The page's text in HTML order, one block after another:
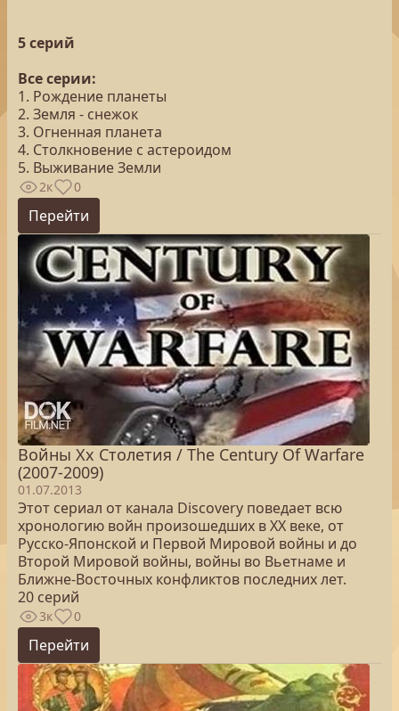
5 серий
Все серии:
1. Рождение планеты
2. Земля - снежок
3. Огненная планета
4. Столкновение с астероидом
5. Выживание Земли
2к 0
Перейти
Войны Xx Столетия / The Century Of Warfare
(2007-2009)
01.07.2013
Этот сериал от канала Discovery поведает всю
хронологию войн произошедших в XX веке, от
Русско-Японской и Первой Мировой войны и до
Второй Мировой войны, войны во Вьетнаме и
Ближне-Восточных конфликтов последних лет.
20 серий
3к 0
Перейти